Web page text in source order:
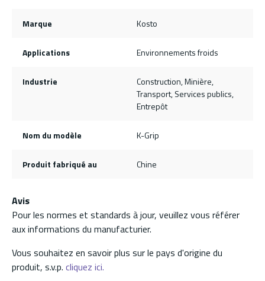
Marque Kosto
Applications Environnements froids
Industrie
Construction, Minière,
Transport, Services publics,
Entrepôt
Nom du modèle K-Grip
Produit fabriqué au Chine
Avis
Pour les normes et standards à jour, veuillez vous référer
aux informations du manufacturier.
Vous souhaitez en savoir plus sur le pays d'origine du
produit, s.v.p. cliquez ici.